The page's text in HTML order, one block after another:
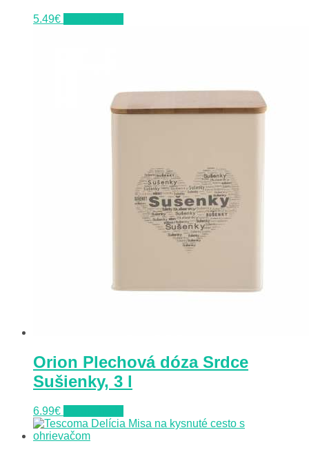
5.49€
Orion Plechová dóza Srdce
Sušienky, 3 l
6.99€